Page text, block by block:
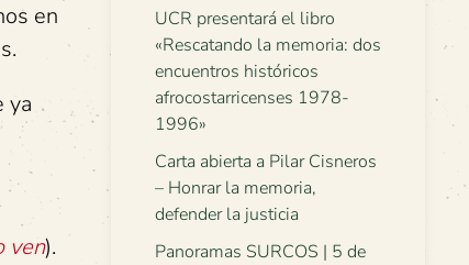
en
ya
ven).
UCR presentará el libro
«Rescatando la memoria: dos
encuentros históricos
afrocostarricenses 1978-
1996»
Carta abierta a Pilar Cisneros
– Honrar la memoria,
defender la justicia
Panoramas SURCOS | 5 de